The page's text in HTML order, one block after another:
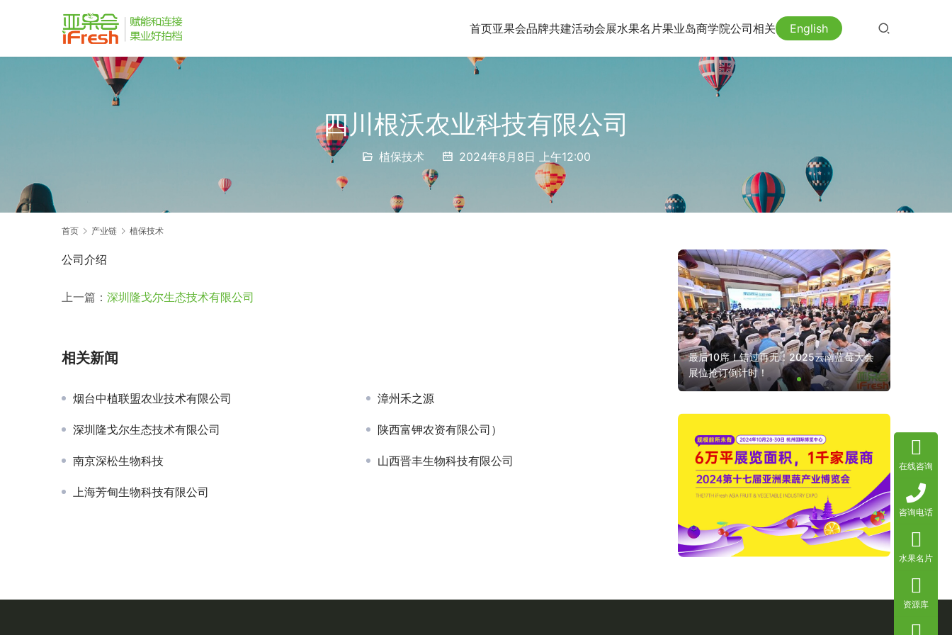
首页亚果会品牌共建活动会展水果名片果业岛商学院公司相关 English
四川根沃农业科技有限公司
植保技术 2024年8月8日 上午12:00
首页 产业链 植保技术
公司介绍
上一篇： 深圳隆戈尔生态技术有限公司
相关新闻
烟台中植联盟农业技术有限公司 漳州禾之源
深圳隆戈尔生态技术有限公司 陕西富钾农资有限公司）
南京深松生物科技 山西晋丰生物科技有限公司
上海芳甸生物科技有限公司
亚洲果蔬产业博览会暨第三届水果渠道食品
最后10席！错过再无！2025云南蓝莓大会
展位抢订倒计时！
在线咨询
咨询电话
水果名片
资源库